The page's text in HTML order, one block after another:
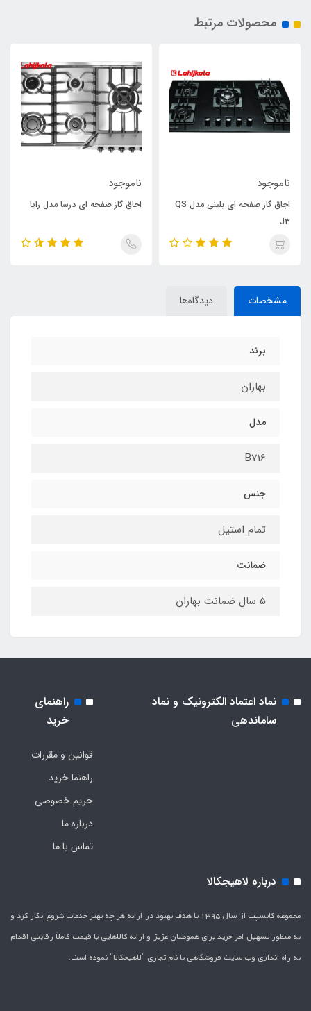
محصولات مرتبط
ناموجود
اجاق گاز صفحه ای بلینی مدل QS
J3
ناموجود
اجاق گاز صفحه ای درسا مدل رایا
مشخصات دیدگاه‌ها
برند
بهاران
مدل
B716
جنس
تمام استیل
ضمانت
5 سال ضمانت بهاران
نماد اعتماد الکترونیک و نماد
ساماندهی
راهنمای
خرید
قوانین و مقررات
راهنما خرید
حریم خصوصی
درباره ما
تماس با ما
درباره لاهیجکالا
مجموعه کانسپت از سال 1395 با هدف بهبود در ارائه هر چه بهتر خدمات شروع بکار کرد و
به منظور تسهیل امر خرید برای هموطنان عزیز و ارائه کالاهایی با قیمت کاملاَ رقابتی اقدام
به راه اندازی وب سایت فروشگاهی با نام تجاری "لاهیج­کالا" نموده است.